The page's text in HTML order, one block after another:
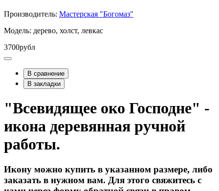
Производитель: Мастерская "Богомаз"
Модель: дерево, холст, левкас
3700рубл
В сравнение
В закладки
"Всевидящее око Господне" -
икона деревянная ручной
работы.
Икону можно купить в указанном размере, либо
заказать в нужном вам. Для этого свяжитесь с